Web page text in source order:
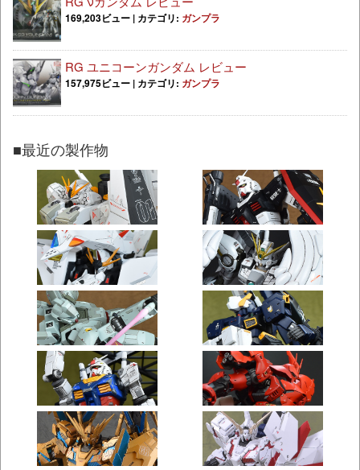
169,203ビュー | カテゴリ: ガンプラ
RG ユニコーンガンダム レビュー
157,975ビュー | カテゴリ: ガンプラ
■最近の製作物